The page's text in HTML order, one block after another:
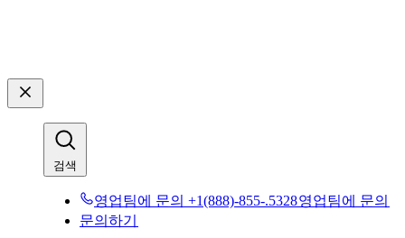
검색​​
영업팀에 문의 +1(888)-855-.5328​​영업팀에 문의​​
문의하기​​